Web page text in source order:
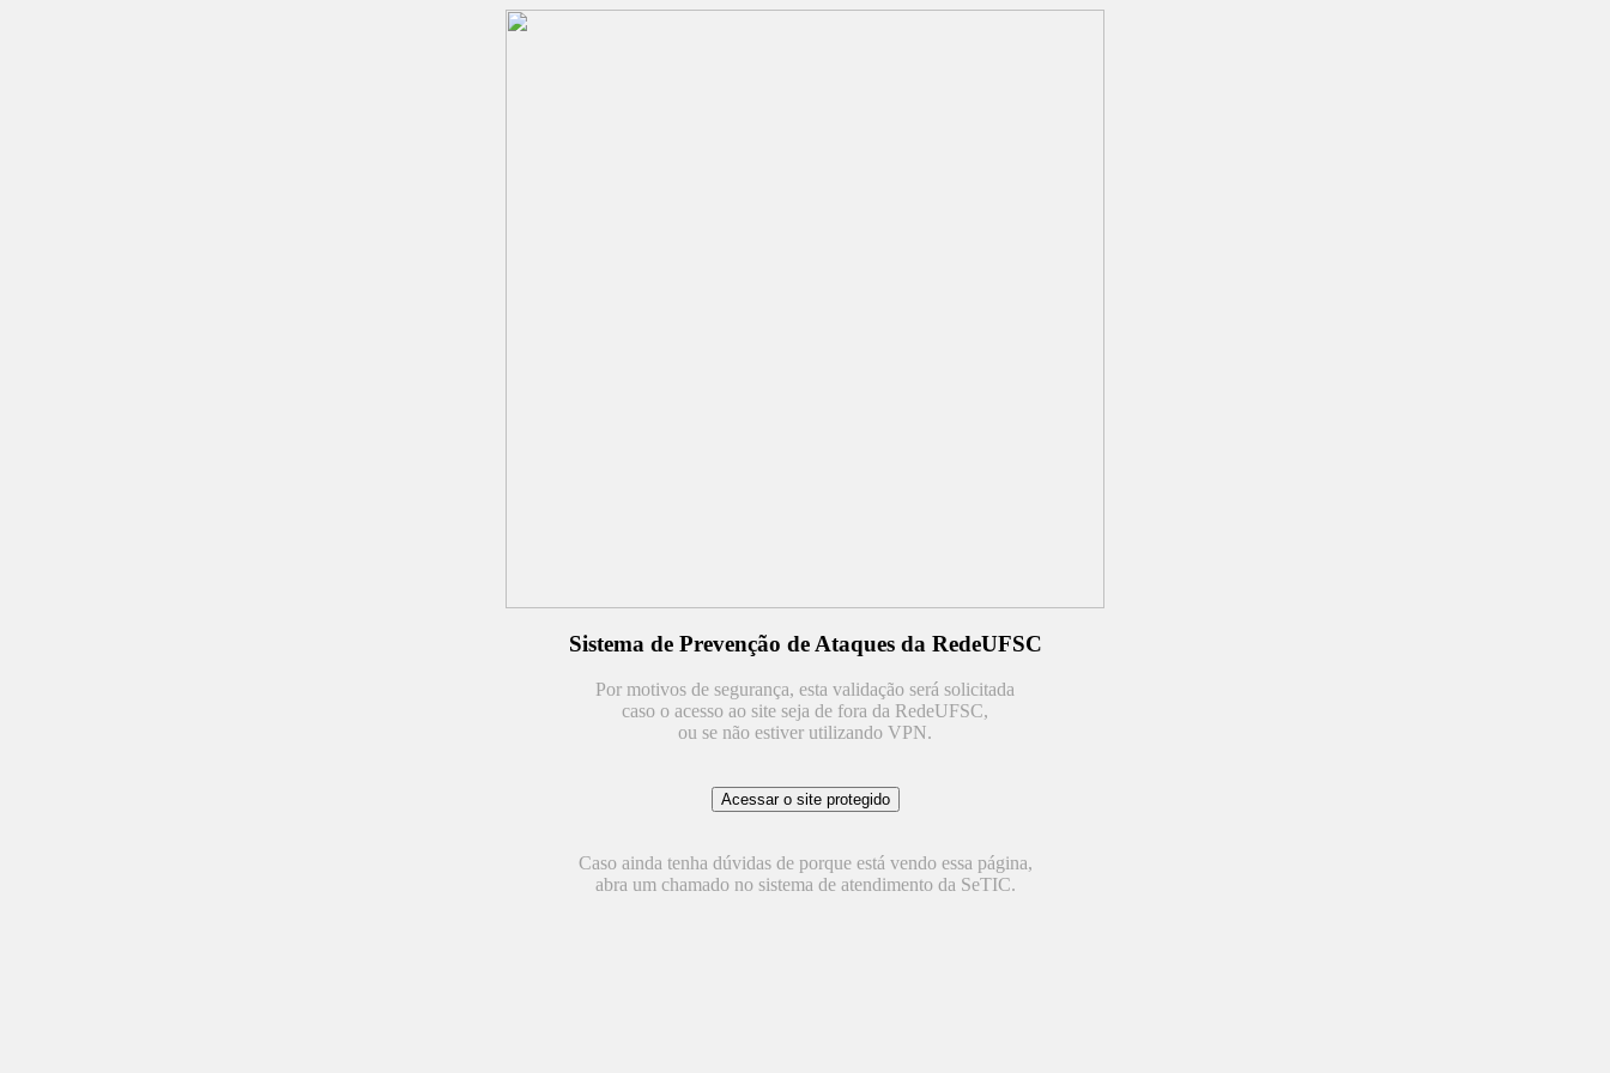
Sistema de Prevenção de Ataques da RedeUFSC
Por motivos de segurança, esta validação será solicitada
caso o acesso ao site seja de fora da RedeUFSC,
ou se não estiver utilizando VPN.
Caso ainda tenha dúvidas de porque está vendo essa página,
abra um chamado no sistema de atendimento da SeTIC.